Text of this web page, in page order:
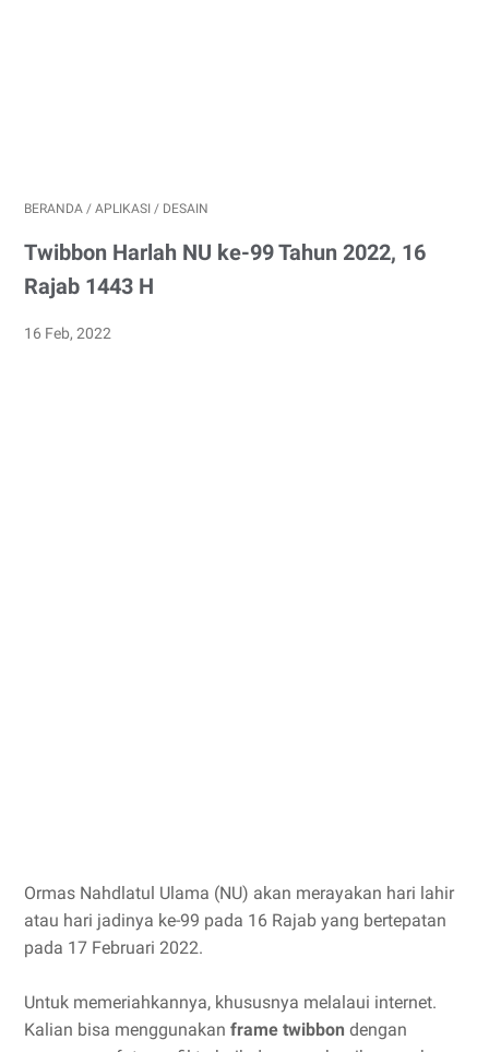
BERANDA / APLIKASI / DESAIN
Twibbon Harlah NU ke-99 Tahun 2022, 16
Rajab 1443 H
16 Feb, 2022
Ormas Nahdlatul Ulama (NU) akan merayakan hari lahir
atau hari jadinya ke-99 pada 16 Rajab yang bertepatan
pada 17 Februari 2022.
Untuk memeriahkannya, khususnya melalaui internet.
Kalian bisa menggunakan frame twibbon dengan